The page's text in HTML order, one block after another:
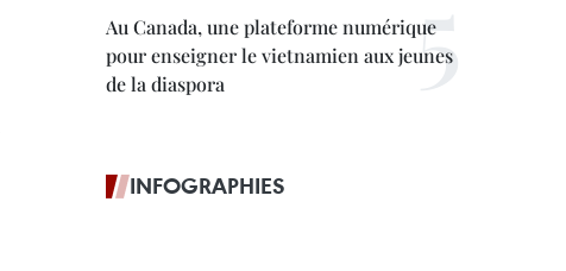
Au Canada, une plateforme numérique
pour enseigner le vietnamien aux jeunes
de la diaspora
INFOGRAPHIES